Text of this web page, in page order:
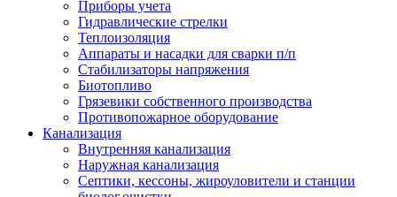
Приборы учета
Гидравлические стрелки
Теплоизоляция
Аппараты и насадки для сварки п/п
Стабилизаторы напряжения
Биотопливо
Грязевики собственного производства
Противопожарное оборудование
Канализация
Внутренняя канализация
Наружная канализация
Септики, кессоны, жироуловители и станции